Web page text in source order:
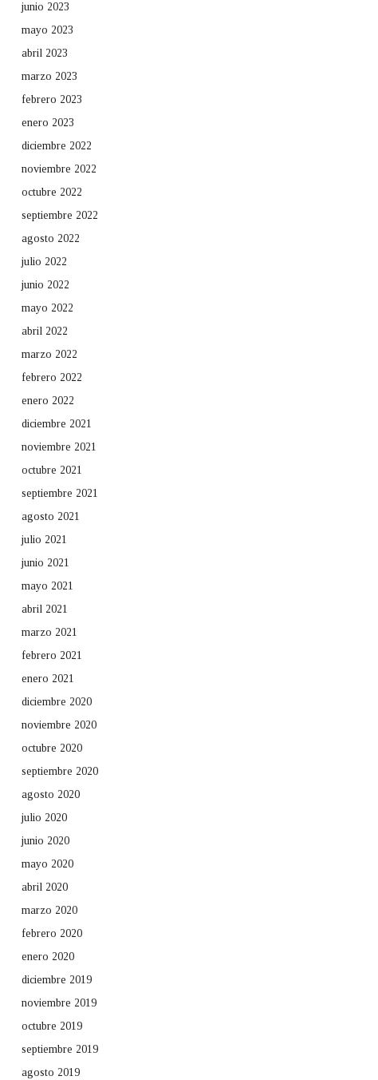
junio 2023
mayo 2023
abril 2023
marzo 2023
febrero 2023
enero 2023
diciembre 2022
noviembre 2022
octubre 2022
septiembre 2022
agosto 2022
julio 2022
junio 2022
mayo 2022
abril 2022
marzo 2022
febrero 2022
enero 2022
diciembre 2021
noviembre 2021
octubre 2021
septiembre 2021
agosto 2021
julio 2021
junio 2021
mayo 2021
abril 2021
marzo 2021
febrero 2021
enero 2021
diciembre 2020
noviembre 2020
octubre 2020
septiembre 2020
agosto 2020
julio 2020
junio 2020
mayo 2020
abril 2020
marzo 2020
febrero 2020
enero 2020
diciembre 2019
noviembre 2019
octubre 2019
septiembre 2019
agosto 2019